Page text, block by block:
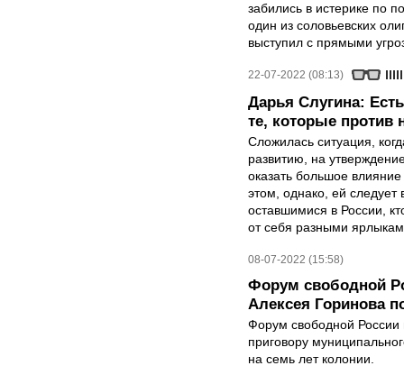
забились в истерике по
один из соловьевских
выступил с прямыми
22-07-2022 (08:13)
Дарья Слугина:
те, которые против
Сложилась ситуация,
развитию, на
оказать большое
этом, однако, ей следует
оставшимися в России,
от себя разными
08-07-2022 (15:58)
Форум свободной
Алексея Горинова
Форум свободной России
приговору
на семь лет колонии.